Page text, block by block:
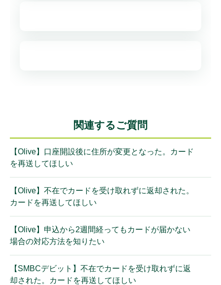
関連するご質問
【Olive】口座開設後に住所が変更となった。カード
を再送してほしい
【Olive】不在でカードを受け取れずに返却された。
カードを再送してほしい
【Olive】申込から2週間経ってもカードが届かない
場合の対応方法を知りたい
【SMBCデビット】不在でカードを受け取れずに返
却された。カードを再送してほしい